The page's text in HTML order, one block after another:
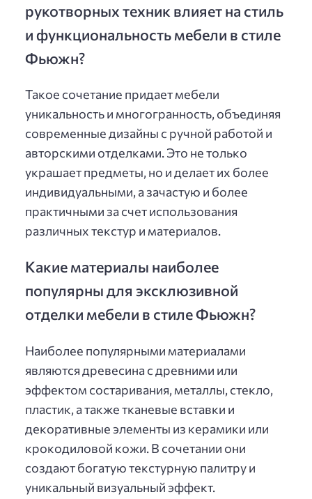
рукотворных техник влияет на стиль
и функциональность мебели в стиле
Фьюжн?
Такое сочетание придает мебели
уникальность и многогранность, объединяя
современные дизайны с ручной работой и
авторскими отделками. Это не только
украшает предметы, но и делает их более
индивидуальными, а зачастую и более
практичными за счет использования
различных текстур и материалов.
Какие материалы наиболее
популярны для эксклюзивной
отделки мебели в стиле Фьюжн?
Наиболее популярными материалами
являются древесина с древними или
эффектом состаривания, металлы, стекло,
пластик, а также тканевые вставки и
декоративные элементы из керамики или
крокодиловой кожи. В сочетании они
создают богатую текстурную палитру и
уникальный визуальный эффект.